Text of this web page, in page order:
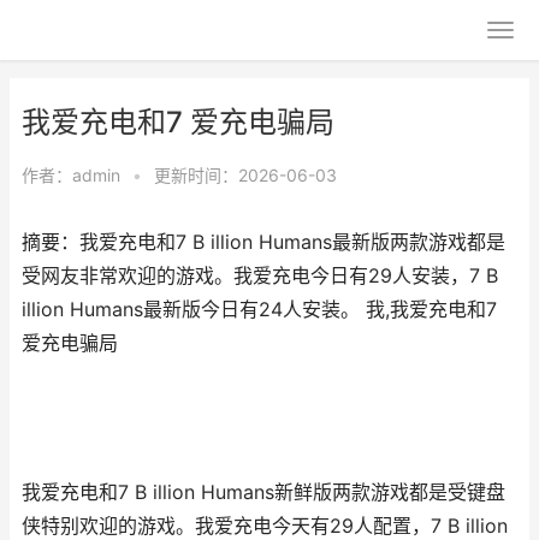
我爱充电和7 爱充电骗局
作者： admin • 更新时间：2026-06-03
摘要：我爱充电和7 B illion Humans最新版两款游戏都是
受网友非常欢迎的游戏。我爱充电今日有29人安装，7 B
illion Humans最新版今日有24人安装。 我,我爱充电和7
爱充电骗局
我爱充电和7 B illion Humans新鲜版两款游戏都是受键盘
侠特别欢迎的游戏。我爱充电今天有29人配置，7 B illion